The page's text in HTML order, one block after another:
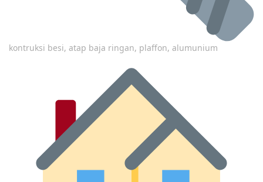
kontruksi besi, atap baja ringan, plaffon, alumunium